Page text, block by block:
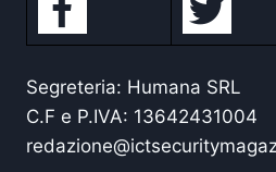
Segreteria: Humana SRL
C.F e P.IVA: 13642431004